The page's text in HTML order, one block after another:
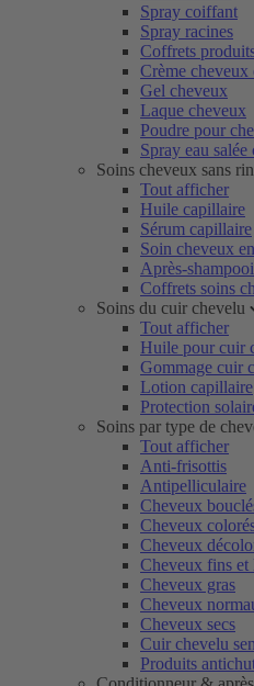
Spray coiffant
Spray racines
Coffrets
Crème cheveux
Gel cheveux
Laque cheveux
Poudre pour
Spray eau salée
Soins cheveux sans
Tout afficher
Huile capillaire
Sérum capillaire
Soin cheveux
Après-
Coffrets soins
Soins du cuir chevelu
Tout afficher
Huile pour cuir
Gommage cuir
Lotion capillaire
Protection
Soins par type de
Tout afficher
Anti-frisottis
Antipelliculaire
Cheveux
Cheveux
Cheveux
Cheveux fins et
Cheveux gras
Cheveux
Cheveux secs
Cuir chevelu
Produits